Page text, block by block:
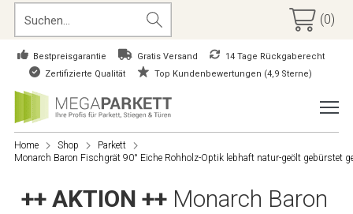
(0)
Bestpreisgarantie Gratis Versand
14 Tage Rückgaberecht
Zertifizierte Qualität
Top Kundenbewertungen (4,9 Sterne)
Home Shop
Parkett
Monarch Baron Fischgrät 90° Eiche Rohholz-Optik lebhaft natur-geölt gebürstet
++ AKTION ++ Monarch Baron